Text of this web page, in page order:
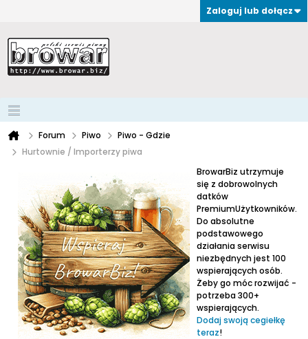
Zaloguj lub dołącz
Forum Piwo
Piwo - Gdzie
Hurtownie / Importerzy piwa
BrowarBiz utrzymuje
się z dobrowolnych
datków
PremiumUżytkowników.
Do absolutne
podstawowego
działania serwisu
niezbędnych jest 100
wspierających osób.
Żeby go móc rozwijać -
potrzeba 300+
wspierających.
Dodaj swoją cegiełkę
teraz!